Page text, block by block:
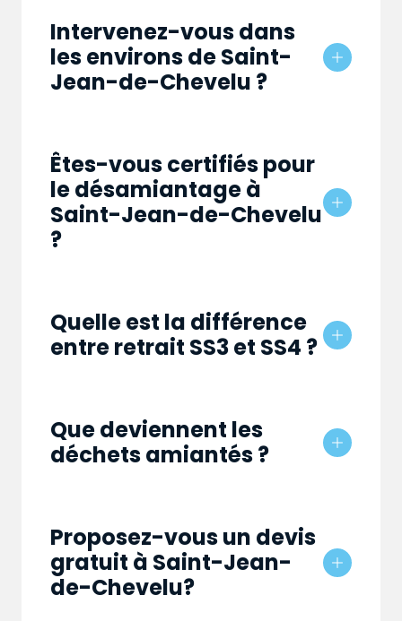
Intervenez-vous dans
les environs de Saint-
Jean-de-Chevelu ?
Êtes-vous certifiés pour
le désamiantage à
Saint-Jean-de-Chevelu
?
Quelle est la différence
entre retrait SS3 et SS4 ?
Que deviennent les
déchets amiantés ?
Proposez-vous un devis
gratuit à Saint-Jean-
de-Chevelu?